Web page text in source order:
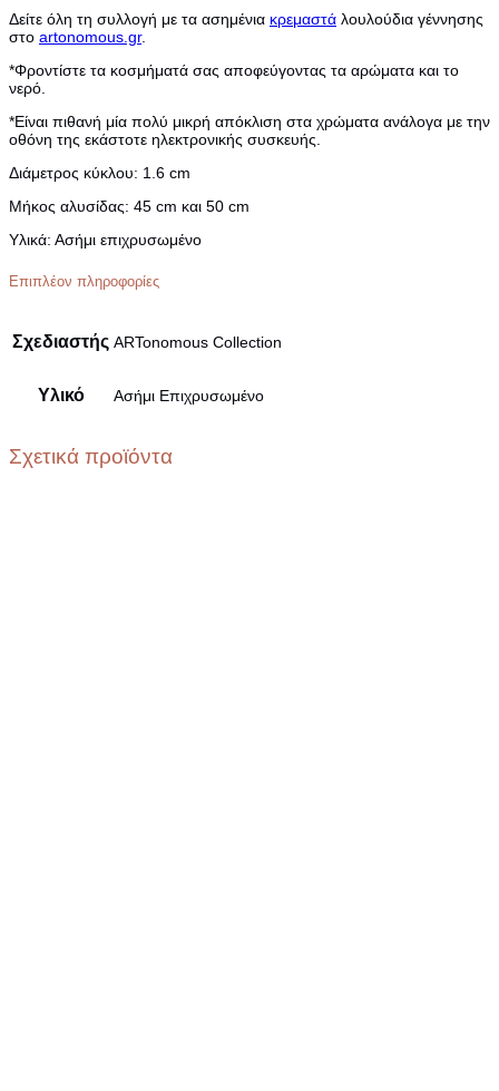
Δείτε όλη τη συλλογή με τα ασημένια κρεμαστά λουλούδια γέννησης
στο artonomous.gr.
*Φροντίστε τα κοσμήματά σας αποφεύγοντας τα αρώματα και το
νερό.
*Είναι πιθανή μία πολύ μικρή απόκλιση στα χρώματα ανάλογα με την
οθόνη της εκάστοτε ηλεκτρονικής συσκευής.
Διάμετρος κύκλου: 1.6 cm
Μήκος αλυσίδας: 45 cm και 50 cm
Υλικά: Ασήμι επιχρυσωμένο
Επιπλέον πληροφορίες
Σχεδιαστής ARTonomous Collection
Υλικό Ασήμι Επιχρυσωμένο
Σχετικά προϊόντα